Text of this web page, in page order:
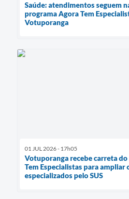
Saúde: atendimentos seguem
programa Agora Tem
Votuporanga
01 JUL 2026 - 17h05
Votuporanga recebe carreta
Tem Especialistas para ampliar
especializados pelo SUS